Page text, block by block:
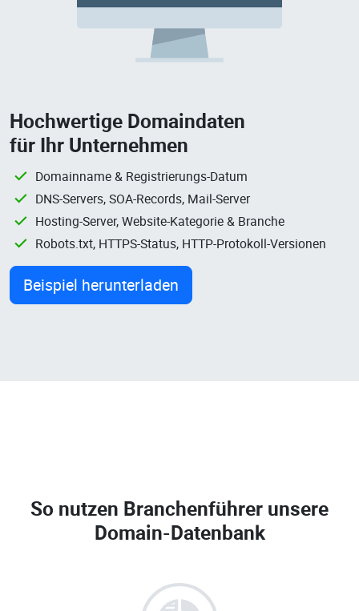
Hochwertige Domaindaten
für Ihr Unternehmen
Domainname & Registrierungs-Datum
DNS-Servers, SOA-Records, Mail-Server
Hosting-Server, Website-Kategorie & Branche
Robots.txt, HTTPS-Status, HTTP-Protokoll-Versionen
Beispiel herunterladen
So nutzen Branchenführer unsere
Domain-Datenbank